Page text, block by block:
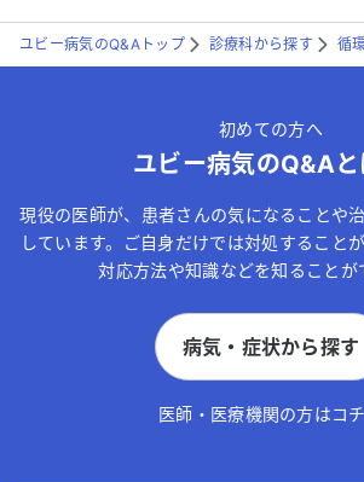
ユビー病気のQ&Aトップ 診療科から探す 循
初めての方へ
ユビー病気のQ&Aと
現役の医師が、患者さんの気になることや
しています。ご自身だけでは対処すること
対応方法や知識などを知ることが
病気・症状から探す
医師・医療機関の方はコ